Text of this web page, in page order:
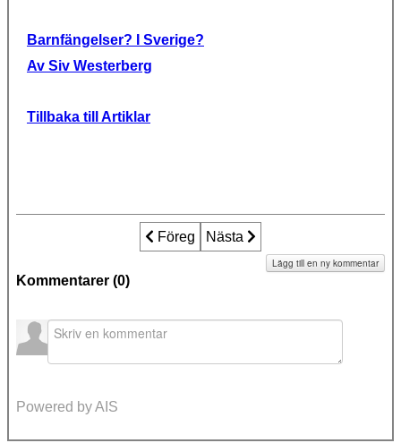
Barnfängelser? I Sverige?
Av Siv Westerberg
Tillbaka till Artiklar
Föregående artikel: Filipstadsfallet -
Föreg Nästa artikel: Filipstadsfallet:
Nästa
Kommentarer (0)
Lägg till en ny kommentar
Powered by AIS